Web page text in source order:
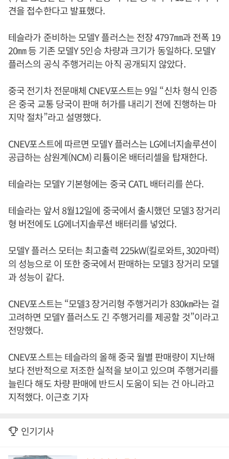
견을 접수한다고 발표했다.
테슬라가 준비하는 모델Y 플러스는 전장 4797㎜과 전폭 19
20㎜ 등 기존 모델Y 5인승 차량과 크기가 동일하다. 모델Y
플러스의 공식 주행거리는 아직 공개되지 않았다.
중국 전기차 전문매체 CNEV포스트는 9일 “신차 형식 인증
은 중국 교통 당국이 판매 허가를 내리기 전에 진행하는 마
지막 절차”라고 설명했다.
CNEV포스트에 따르면 모델Y 플러스는 LG에너지솔루션이
공급하는 삼원계(NCM) 리튬이온 배터리셀을 탑재한다.
테슬라는 모델Y 기본형에는 중국 CATL 배터리를 쓴다.
테슬라는 앞서 8월12일에 중국에서 출시했던 모델3 장거리
형 버전에도 LG에너지솔루션 배터리를 넣었다.
모델Y 플러스 모터는 최고출력 225kW(킬로와트, 302마력)
의 성능으로 이 또한 중국에서 판매하는 모델3 장거리 모델
과 성능이 같다.
CNEV포스트는 “모델3 장거리형 주행거리가 830㎞라는 걸
고려하면 모델Y 플러스도 긴 주행거리를 제공할 것”이라고
전망했다.
CNEV포스트는 테슬라의 올해 중국 월별 판매량이 지난해
보다 전반적으로 저조한 실적을 보이고 있으며 주행거리를
늘린다 해도 차량 판매에 반드시 도움이 되는 건 아니라고
지적했다. 이근호 기자
인기기사